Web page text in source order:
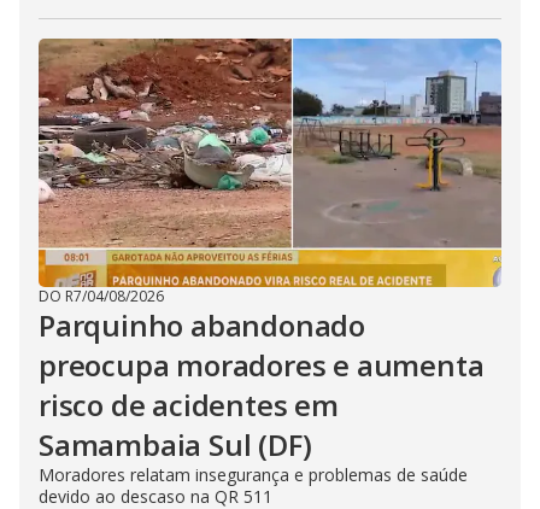
DO R7/04/08/2026
Parquinho abandonado
preocupa moradores e aumenta
risco de acidentes em
Samambaia Sul (DF)
Moradores relatam insegurança e problemas de saúde
devido ao descaso na QR 511